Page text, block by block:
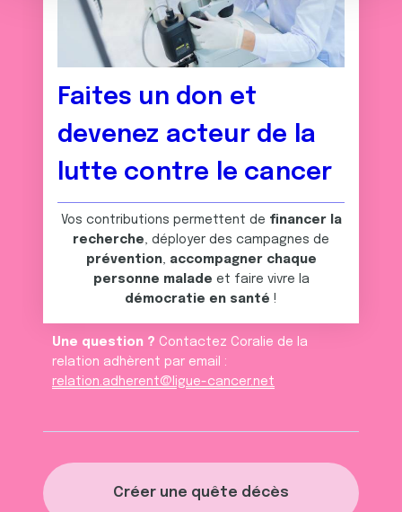
partageons également des informations sur l'utilisation de
notre site avec nos partenaires de médias sociaux, de
publicité et d'analyse, qui peuvent combiner celles-ci
avec d'autres informations que vous leur avez fournies
ou qu'ils ont collectées lors de votre utilisation de leurs
Créer une quête décès
Faites un don et
devenez acteur de la
lutte contre le cancer
Vos contributions permettent de financer la
recherche, déployer des campagnes de
prévention, accompagner chaque
personne malade et faire vivre la
démocratie en santé !
Une question ? Contactez Coralie de la
relation adhèrent par email :
relation.adherent@ligue-cancer.net